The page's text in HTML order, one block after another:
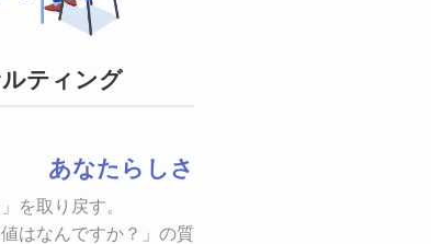
るために、適した場所へ適切なターゲットに向け
のプロセスを考え実行・検証・修正
ティング
あなたらしさ
を取り戻す。
値はなんですか？」の質問に答えることはできるでし